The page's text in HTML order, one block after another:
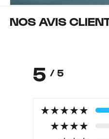
NOS AVIS
5 / 5